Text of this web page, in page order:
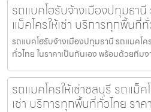
รถแบคโฮรับจ้างเมืองปทุมธา
แม็คโครให้เช่า บริการทุกพื้นที่
รถแบคโฮรับจ้างเมืองปทุมธานี รถแมคโค
ทั่วไทย ในราคาเป็นกันเอง พร้อมด้วยทีม
รถแมคโครให้เช่าชลบุรี รถแม็
เช่า บริการทุกพื้นที่ทั่วไทย ราค